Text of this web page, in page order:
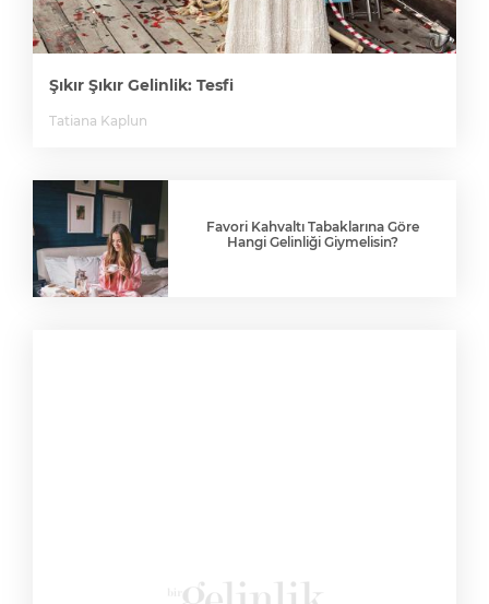
Şıkır Şıkır Gelinlik: Tesfi
Tatiana Kaplun
Favori Kahvaltı Tabaklarına Göre
Hangi Gelinliği Giymelisin?